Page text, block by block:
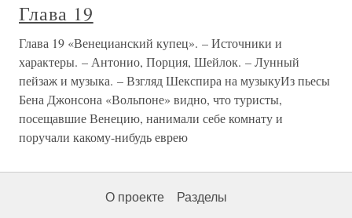
Глава 19
Глава 19 «Венецианский купец». – Источники и
характеры. – Антонио, Порция, Шейлок. – Лунный
пейзаж и музыка. – Взгляд Шекспира на музыкуИз пьесы
Бена Джонсона «Вольпоне» видно, что туристы,
посещавшие Венецию, нанимали себе комнату и
поручали какому-нибудь еврею
О проекте Разделы